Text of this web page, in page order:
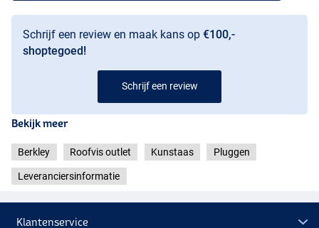
Schrijf een review en maak kans op €100,-
shoptegoed!
Schrijf een review
Bekijk meer
Berkley Roofvis outlet Kunstaas Pluggen
Leveranciersinformatie
Klantenservice